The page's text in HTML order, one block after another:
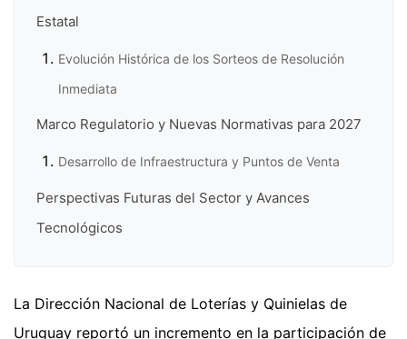
Estatal
Evolución Histórica de los Sorteos de Resolución
Inmediata
Marco Regulatorio y Nuevas Normativas para 2027
Desarrollo de Infraestructura y Puntos de Venta
Perspectivas Futuras del Sector y Avances
Tecnológicos
La Dirección Nacional de Loterías y Quinielas de
Uruguay reportó un incremento en la participación de